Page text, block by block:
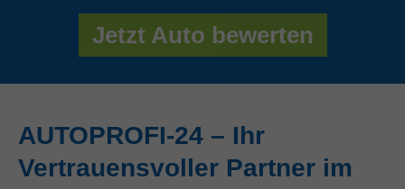
Jetzt Auto bewerten
AUTOPROFI-24 – Ihr
Vertrauensvoller Partner im